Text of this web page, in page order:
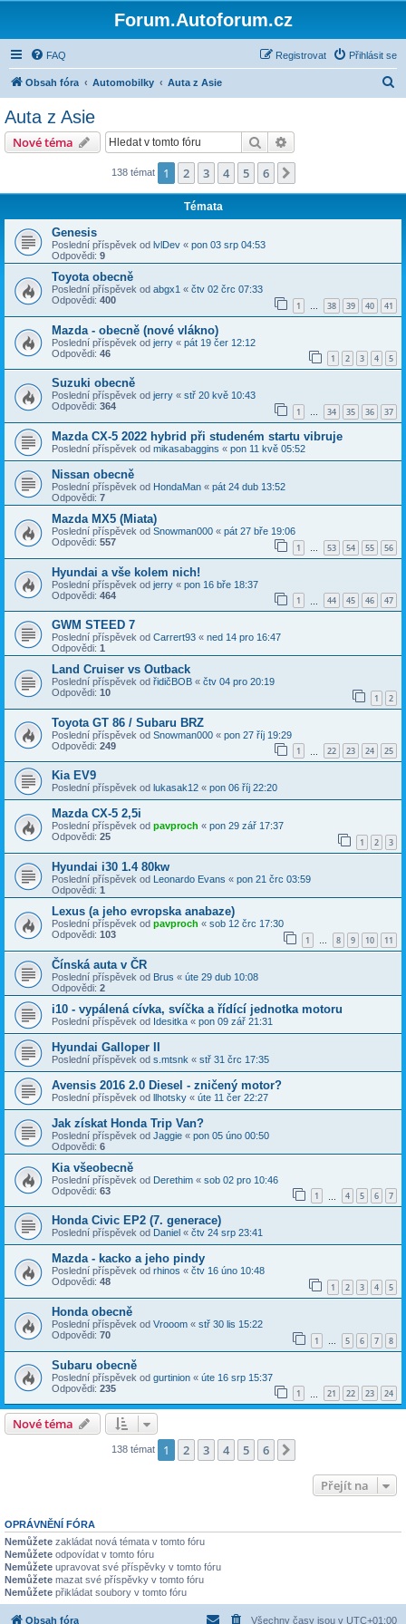
Forum.Autoforum.cz
FAQ Přihlásit se
Registrovat
Obsah fóra Automobilky Auta z Asie
Auta z Asie
Nové téma Hledat
138 témat 1 2 3 4 5 6
Témata
Genesis
Poslední příspěvek od lvlDev « pon 03 srp 04:53
Odpovědi: 9
Toyota obecně
Poslední příspěvek od abgx1 « čtv 02 črc 07:33
Odpovědi: 400 1 … 38 39 40 41
Mazda - obecně (nové vlákno)
Poslední příspěvek od jerry « pát 19 čer 12:12
Odpovědi: 46 1 2 3 4 5
Suzuki obecně
Poslední příspěvek od jerry « stř 20 kvě 10:43
Odpovědi: 364 1 … 34 35 36 37
Mazda CX-5 2022 hybrid při studeném startu vibruje
Poslední příspěvek od mikasabaggins « pon 11 kvě 05:52
Nissan obecně
Poslední příspěvek od HondaMan « pát 24 dub 13:52
Odpovědi: 7
Mazda MX5 (Miata)
Poslední příspěvek od Snowman000 « pát 27 bře 19:06
Odpovědi: 557 1 … 53 54 55 56
Hyundai a vše kolem nich!
Poslední příspěvek od jerry « pon 16 bře 18:37
Odpovědi: 464 1 44 45 46 47
GWM STEED 7
Poslední příspěvek od Carrert93 « ned 14 pro 16:47
Odpovědi: 1
Land Cruiser vs Outback
Poslední příspěvek od řidičBOB « čtv 04 pro 20:19
Odpovědi: 10 1 2
Toyota GT 86 / Subaru BRZ
Poslední příspěvek od Snowman000 « pon 27 říj 19:29
Odpovědi: 249 1 22 23 24 25
Kia EV9
Poslední příspěvek od lukasak12 « pon 06 říj 22:20
Mazda CX-5 2,5i
Poslední příspěvek od pavproch « pon 29 zář 17:37
Odpovědi: 25 1 2 3
Hyundai i30 1.4 80kw
Poslední příspěvek od Leonardo Evans « pon 21 črc 03:59
Odpovědi: 1
Lexus (a jeho evropska anabaze)
Poslední příspěvek od pavproch « sob 12 črc 17:30
Odpovědi: 103 1 … 8 9 10 11
Čínská auta v ČR
Poslední příspěvek od Brus « úte 29 dub 10:08
Odpovědi: 2
i10 - vypálená cívka, svíčka a řídící jednotka motoru
Poslední příspěvek od Idesitka « pon 09 zář 21:31
Hyundai Galloper II
Poslední příspěvek od s.mtsnk « stř 31 črc 17:35
Avensis 2016 2.0 Diesel - zničený motor?
Poslední příspěvek od llhotsky « úte 11 čer 22:27
Jak získat Honda Trip Van?
Poslední příspěvek od Jaggie « pon 05 úno 00:50
Odpovědi: 6
Kia všeobecně
Poslední příspěvek od Derethim « sob 02 pro 10:46
Odpovědi: 63 1 4 5 6 7
Honda Civic EP2 (7. generace)
Poslední příspěvek od Daniel « čtv 24 srp 23:41
Mazda - kacko a jeho pindy
Poslední příspěvek od rhinos « čtv 16 úno 10:48
Odpovědi: 48 1 2 3 4 5
Honda obecně
Poslední příspěvek od Vrooom « stř 30 lis 15:22
Odpovědi: 70 1 … 5 6 7 8
Subaru obecně
Poslední příspěvek od gurtinion « úte 16 srp 15:37
Odpovědi: 235 1 21 22 23 24
Nové téma
138 témat 1 2 3 4 5 6
Přejít na
OPRÁVNĚNÍ FÓRA
Nemůžete zakládat nová témata v tomto fóru
Nemůžete odpovídat v tomto fóru
Nemůžete upravovat své příspěvky v tomto fóru
Nemůžete mazat své příspěvky v tomto fóru
Nemůžete přikládat soubory v tomto fóru
Obsah fóra Všechny časy jsou v UTC+01:00